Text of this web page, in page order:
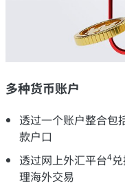
多种货币账户
透过一个账户整合包
款户口
透过网上外汇平台4
理海外交易